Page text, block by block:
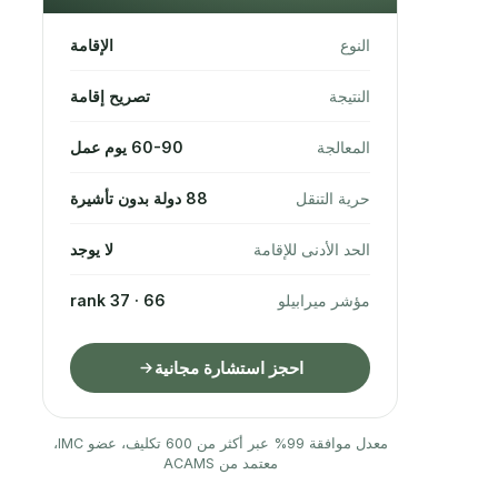
النوع الإقامة
النتيجة تصريح إقامة
المعالجة 60-90 يوم عمل
حرية التنقل 88 دولة بدون تأشيرة
الحد الأدنى للإقامة لا يوجد
مؤشر ميرابيلو 66 · rank 37
احجز استشارة مجانية
معدل موافقة 99% عبر أكثر من 600 تكليف، عضو IMC،
معتمد من ACAMS